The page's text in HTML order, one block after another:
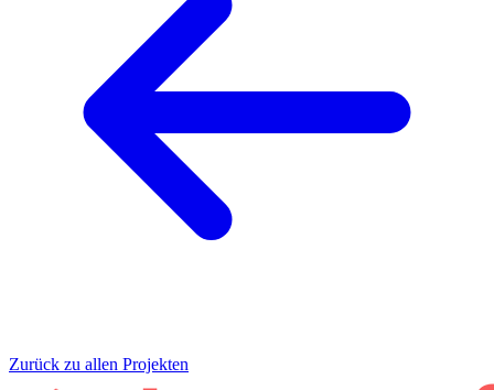
Zurück zu allen Projekten